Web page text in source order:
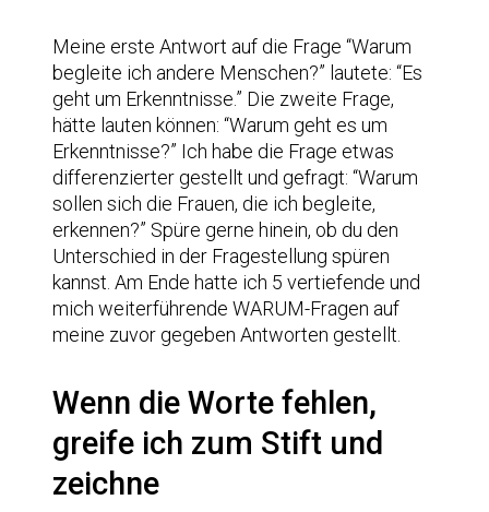
Meine erste Antwort auf die Frage “Warum
begleite ich andere Menschen?” lautete: “Es
geht um Erkenntnisse.” Die zweite Frage,
hätte lauten können: “Warum geht es um
Erkenntnisse?” Ich habe die Frage etwas
differenzierter gestellt und gefragt: “Warum
sollen sich die Frauen, die ich begleite,
erkennen?” Spüre gerne hinein, ob du den
Unterschied in der Fragestellung spüren
kannst. Am Ende hatte ich 5 vertiefende und
mich weiterführende WARUM-Fragen auf
meine zuvor gegeben Antworten gestellt.
Wenn die Worte fehlen,
greife ich zum Stift und
zeichne